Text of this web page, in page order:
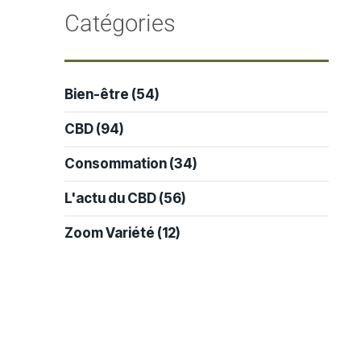
Catégories
Bien-être (54)
CBD(94)
Consommation(34)
L'actu du CBD(56)
Zoom Variété (12)